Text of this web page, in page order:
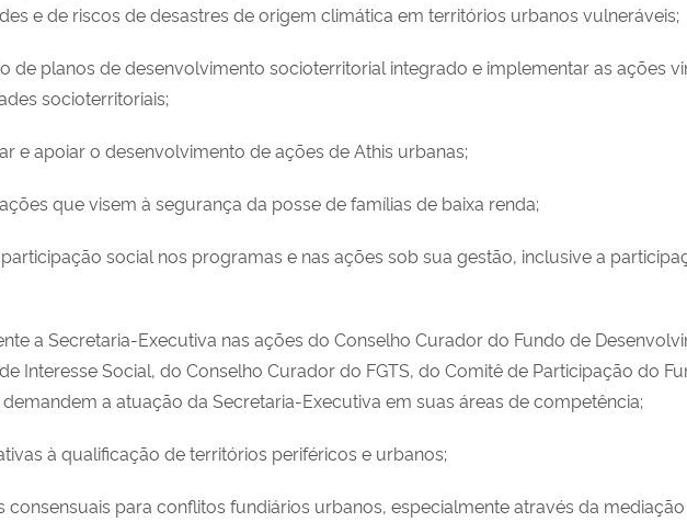
e de riscos de desastres de origem climática em territórios urbanos vulneráveis;
de planos de desenvolvimento socioterritorial integrado e implementar as ações
socioterritoriais;
e apoiar o desenvolvimento de ações de Athis urbanas;
que visem à segurança da posse de famílias de baixa renda;
social nos programas e nas ações sob sua gestão, inclusive a
a Secretaria-Executiva nas ações do Conselho Curador do Fundo de
Interesse Social, do Conselho Curador do FGTS, do Comitê de Participação do
a atuação da Secretaria-Executiva em suas áreas de competência;
à qualificação de territórios periféricos e urbanos;
consensuais para conflitos fundiários urbanos, especialmente através da